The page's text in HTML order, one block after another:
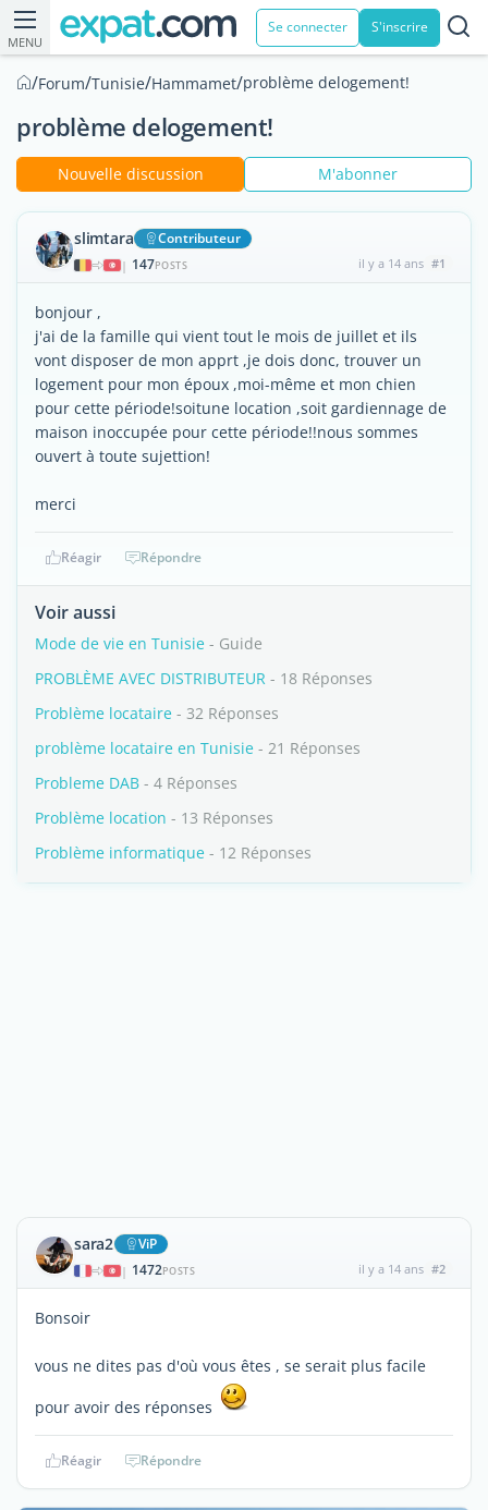
MENU
Se connecter S'inscrire
/Forum/Tunisie/Hammamet/problème delogement!
problème delogement!
Nouvelle discussion M'abonner
slimtara Contributeur
| 147POSTS il y a 14 ans #1
bonjour ,
j'ai de la famille qui vient tout le mois de juillet et ils
vont disposer de mon apprt ,je dois donc, trouver un
logement pour mon époux ,moi-même et mon chien
pour cette période!soitune location ,soit gardiennage de
maison inoccupée pour cette période!!nous sommes
ouvert à toute sujettion!
merci
Réagir Répondre
Voir aussi
Mode de vie en Tunisie - Guide
PROBLÈME AVEC DISTRIBUTEUR - 18 Réponses
Problème locataire - 32 Réponses
problème locataire en Tunisie - 21 Réponses
Probleme DAB - 4 Réponses
Problème location - 13 Réponses
Problème informatique - 12 Réponses
sara2 ViP
| 1472POSTS il y a 14 ans #2
Bonsoir
vous ne dites pas d'où vous êtes , se serait plus facile
pour avoir des réponses
Réagir Répondre